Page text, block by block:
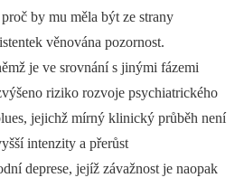
by mu měla být ze strany
věnována pozornost.
je ve srovnání s jinými fázemi
riziko rozvoje psychiatrického
jejichž mírný klinický průběh není
intenzity a přerůst
deprese, jejíž závažnost je naopak